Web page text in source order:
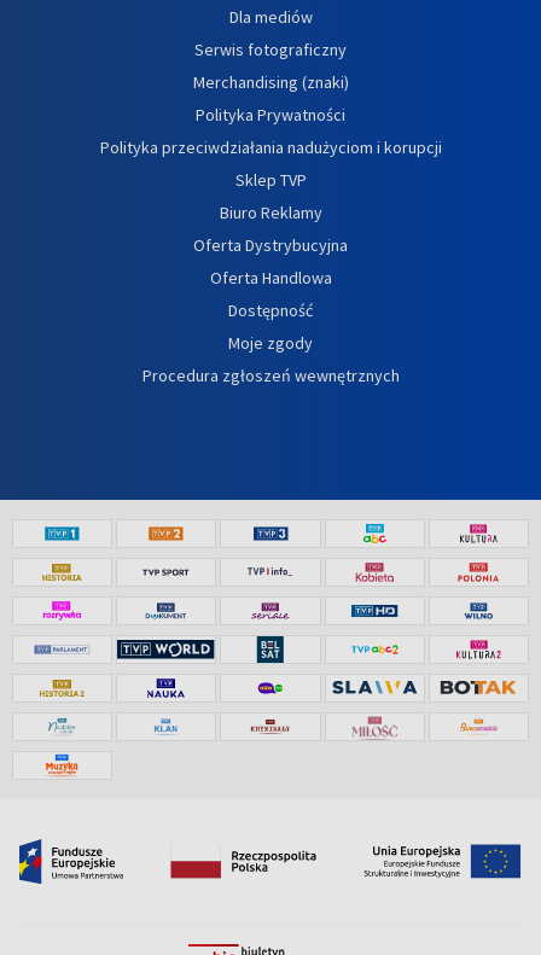
Dla mediów
Serwis fotograficzny
Merchandising (znaki)
Polityka Prywatności
Polityka przeciwdziałania nadużyciom i korupcji
Sklep TVP
Biuro Reklamy
Oferta Dystrybucyjna
Oferta Handlowa
Dostępność
Moje zgody
Procedura zgłoszeń wewnętrznych